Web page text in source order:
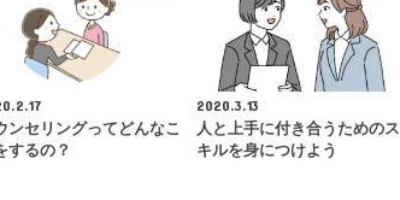
ンセリングってどんなこ
するの？
2020.3.13
人と上手に付き合うためのス
キルを身につけよう